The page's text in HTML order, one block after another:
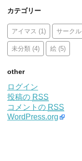
カテゴリー
アイマス (1) サークル
未分類 (4) 絵 (5)
other
ログイン
投稿の RSS
コメントの RSS
WordPress.org